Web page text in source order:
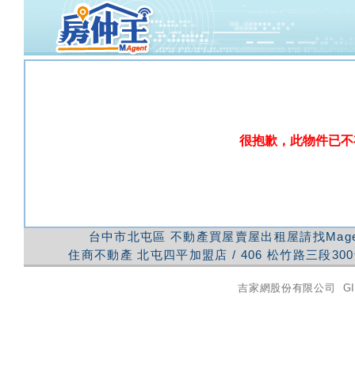
很抱歉，此物件已
台中市北屯區 不動產買屋賣屋出租屋請找
住商不動產 北屯四平加盟店 / 406 松竹路三段
吉家網股份有限公司